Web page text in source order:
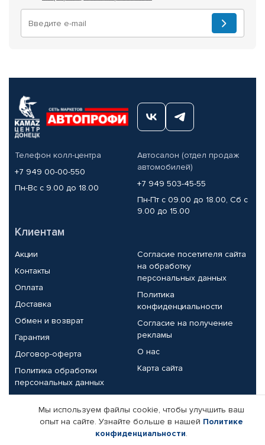
Телефон колл-центра
+7 949 00-00-550
Пн-Вс с 9.00 до 18.00
Автосалон (отдел продаж
автомобилей)
+7 949 503-45-55
Пн-Пт с 09.00 до 18.00, Сб с
9.00 до 15.00
Клиентам
Акции
Контакты
Оплата
Доставка
Обмен и возврат
Гарантия
Договор-оферта
Политика обработки
персональных данных
Согласие посетителя сайта
на обработку
персональных данных
Политика
конфиденциальности
Согласие на получение
рекламы
О нас
Карта сайта
Партнерам
Корпоративным клиентам
Реквизиты компании
Мы используем файлы cookie, чтобы улучшить ваш
опыт на сайте. Узнайте больше в нашей Политике
конфиденциальности.